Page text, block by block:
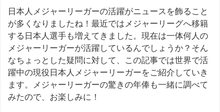
日本人メジャーリーガーの活躍がニュースを飾ること
が多くなりましたね！最近ではメジャーリーグへ移籍
する日本人選手も増えてきました。現在は一体何人の
メジャーリーガーが活躍しているんでしょうか？そん
なちょっとした疑問に対して、この記事では世界で活
躍中の現役日本人メジャーリーガーをご紹介していき
ます。メジャーリーガーの驚きの年俸も一緒に調べて
みたので、お楽しみに！